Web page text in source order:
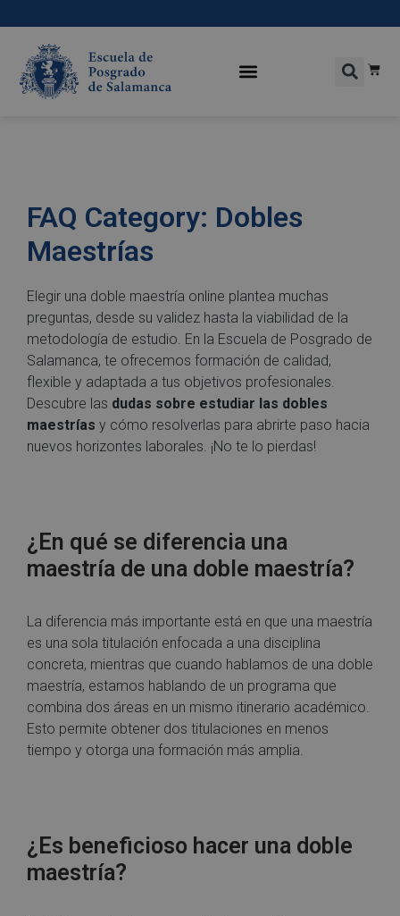
FAQ Category: Dobles
Maestrías
Elegir una doble maestría online plantea muchas
preguntas, desde su validez hasta la viabilidad de la
metodología de estudio. En la Escuela de Posgrado de
Salamanca, te ofrecemos formación de calidad,
flexible y adaptada a tus objetivos profesionales.
Descubre las dudas sobre estudiar las dobles
maestrías y cómo resolverlas para abrirte paso hacia
nuevos horizontes laborales. ¡No te lo pierdas!
¿En qué se diferencia una
maestría de una doble maestría?
La diferencia más importante está en que una maestría
es una sola titulación enfocada a una disciplina
concreta, mientras que cuando hablamos de una doble
maestría, estamos hablando de un programa que
combina dos áreas en un mismo itinerario académico.
Esto permite obtener dos titulaciones en menos
tiempo y otorga una formación más amplia.
¿Es beneficioso hacer una doble
maestría?